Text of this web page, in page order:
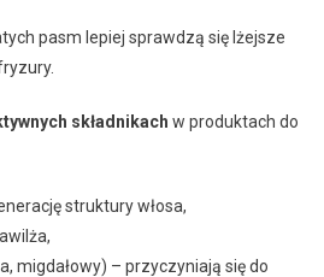
pasm lepiej sprawdzą się lżejsze
składnikach w produktach do
struktury włosa,
migdałowy) – przyczyniają się do